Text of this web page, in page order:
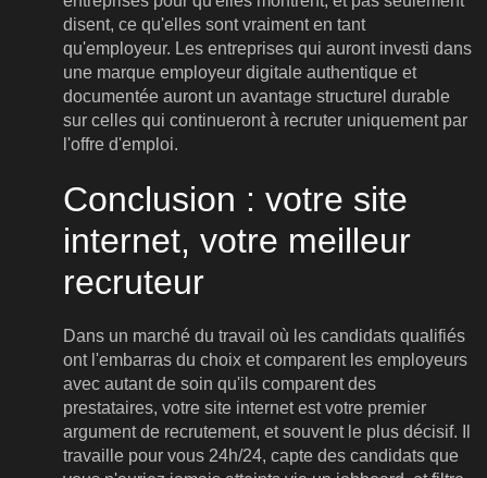
disent, ce qu'elles sont vraiment en tant
qu'employeur. Les entreprises qui auront investi dans
une marque employeur digitale authentique et
documentée auront un avantage structurel durable
sur celles qui continueront à recruter uniquement par
l'offre d'emploi.
Conclusion : votre site
internet, votre meilleur
recruteur
Dans un marché du travail où les candidats qualifiés
ont l'embarras du choix et comparent les employeurs
avec autant de soin qu'ils comparent des
prestataires, votre site internet est votre premier
argument de recrutement, et souvent le plus décisif. Il
travaille pour vous 24h/24, capte des candidats que